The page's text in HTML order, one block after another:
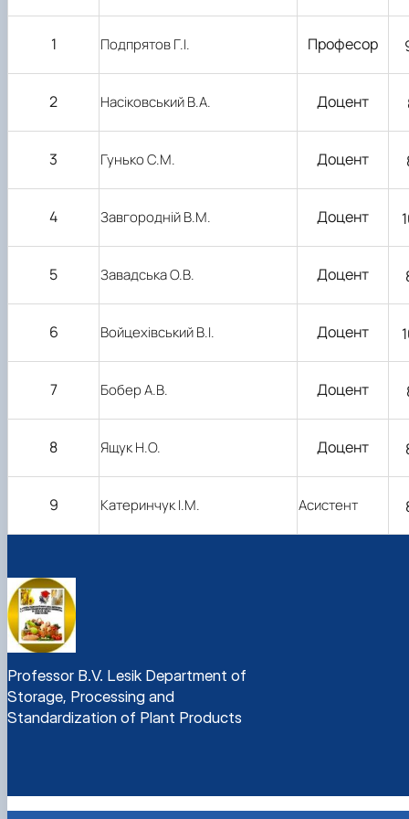
1 Подпрятов Г.І. Професор
2 Насіковський В.А. Доцент
3 Гунько С.М. Доцент
4 Завгородній В.М. Доцент
5 Завадська О.В. Доцент
6 Войцехівський В.І. Доцент
7 Бобер А.В. Доцент
8 Ящук Н.О. Доцент
9 Катеринчук І.М. Асистент
Professor B.V. Lesik Department of
Storage, Processing and
Standardization of Plant Products